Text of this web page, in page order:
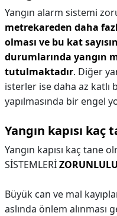
Yangın alarm sistemi
metrekareden daha
olması ve bu kat
durumlarında yangın
tutulmaktadır. Diğer
isterler ise daha az katlı
yapılmasında bir engel
Yangın kapısı kaç
Yangın kapısı kaç tane
SİSTEMLERİ
Büyük can ve mal
aslında önlem